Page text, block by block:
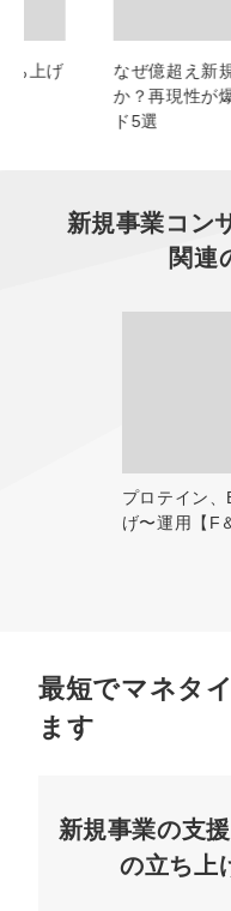
ち上げ
なぜ億超え新
か？再現性が
ド5選
新規事業コン
関連
プロテイン
げ〜運用【F
最短でマネタ
ます
新規事業の支
の立ち上